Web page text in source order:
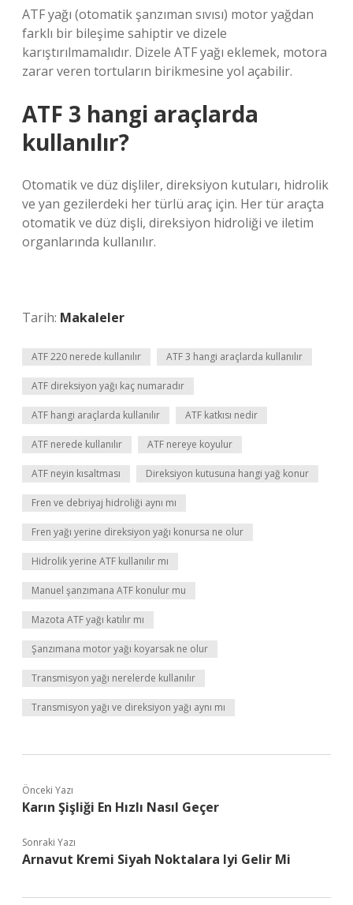
ATF yağı (otomatik şanzıman sıvısı) motor yağdan
farklı bir bileşime sahiptir ve dizele
karıştırılmamalıdır. Dizele ATF yağı eklemek, motora
zarar veren tortuların birikmesine yol açabilir.
ATF 3 hangi araçlarda
kullanılır?
Otomatik ve düz dişliler, direksiyon kutuları, hidrolik
ve yan gezilerdeki her türlü araç için. Her tür araçta
otomatik ve düz dişli, direksiyon hidroliği ve iletim
organlarında kullanılır.
Tarih: Makaleler
ATF 220 nerede kullanılır ATF 3 hangi araçlarda kullanılır
ATF direksiyon yağı kaç numaradır
ATF hangi araçlarda kullanılır ATF katkısı nedir
ATF nerede kullanılır ATF nereye koyulur
ATF neyin kısaltması Direksiyon kutusuna hangi yağ konur
Fren ve debriyaj hidroliği aynı mı
Fren yağı yerine direksiyon yağı konursa ne olur
Hidrolik yerine ATF kullanılır mı
Manuel şanzımana ATF konulur mu
Mazota ATF yağı katılır mı
Şanzımana motor yağı koyarsak ne olur
Transmisyon yağı nerelerde kullanılır
Transmisyon yağı ve direksiyon yağı aynı mı
Önceki Yazı
Karın Şişliği En Hızlı Nasıl Geçer
Sonraki Yazı
Arnavut Kremi Siyah Noktalara Iyi Gelir Mi